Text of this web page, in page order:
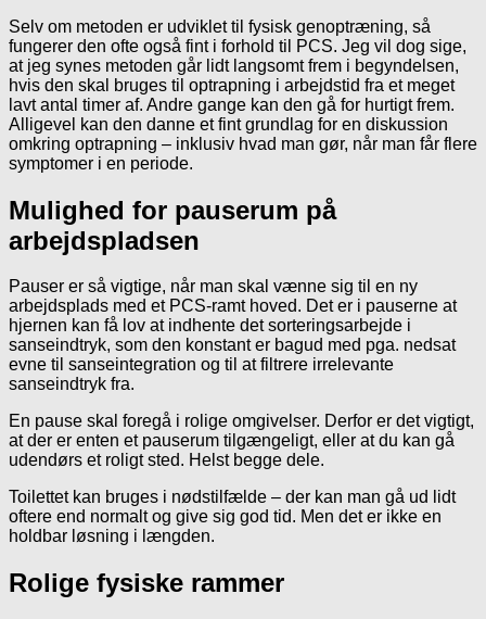
Selv om metoden er udviklet til fysisk genoptræning, så
fungerer den ofte også fint i forhold til PCS. Jeg vil dog sige,
at jeg synes metoden går lidt langsomt frem i begyndelsen,
hvis den skal bruges til optrapning i arbejdstid fra et meget
lavt antal timer af. Andre gange kan den gå for hurtigt frem.
Alligevel kan den danne et fint grundlag for en diskussion
omkring optrapning – inklusiv hvad man gør, når man får flere
symptomer i en periode.
Mulighed for pauserum på
arbejdspladsen
Pauser er så vigtige, når man skal vænne sig til en ny
arbejdsplads med et PCS-ramt hoved. Det er i pauserne at
hjernen kan få lov at indhente det sorteringsarbejde i
sanseindtryk, som den konstant er bagud med pga. nedsat
evne til sanseintegration og til at filtrere irrelevante
sanseindtryk fra.
En pause skal foregå i rolige omgivelser. Derfor er det vigtigt,
at der er enten et pauserum tilgængeligt, eller at du kan gå
udendørs et roligt sted. Helst begge dele.
Toilettet kan bruges i nødstilfælde – der kan man gå ud lidt
oftere end normalt og give sig god tid. Men det er ikke en
holdbar løsning i længden.
Rolige fysiske rammer